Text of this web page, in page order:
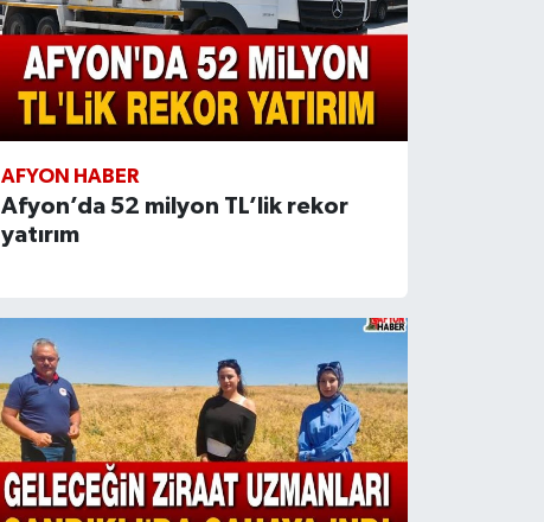
AFYON HABER
Afyon’da 52 milyon TL’lik rekor
yatırım